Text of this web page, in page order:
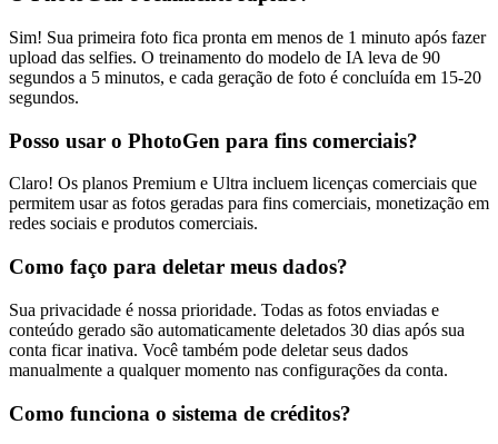
Sim! Sua primeira foto fica pronta em menos de 1 minuto após fazer
upload das selfies. O treinamento do modelo de IA leva de 90
segundos a 5 minutos, e cada geração de foto é concluída em 15-20
segundos.
Posso usar o PhotoGen para fins comerciais?
Claro! Os planos Premium e Ultra incluem licenças comerciais que
permitem usar as fotos geradas para fins comerciais, monetização em
redes sociais e produtos comerciais.
Como faço para deletar meus dados?
Sua privacidade é nossa prioridade. Todas as fotos enviadas e
conteúdo gerado são automaticamente deletados 30 dias após sua
conta ficar inativa. Você também pode deletar seus dados
manualmente a qualquer momento nas configurações da conta.
Como funciona o sistema de créditos?